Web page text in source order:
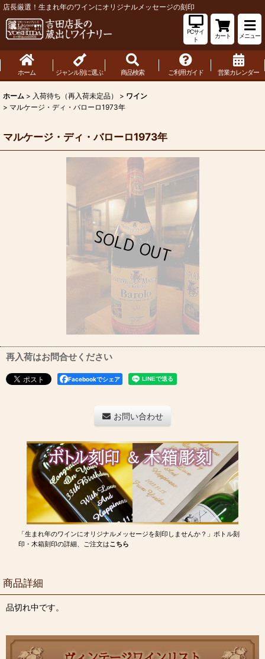
店長厳選！生まれ年のワインにオリジナルメッセージの刻印
PCサイ
ト
カート メニュー
ホーム ジャンル別に選ぶ 商品検索 ご利用ガイド 営業カレンダー
ホーム > 入荷待ち（再入荷未定品） > ワイン
> マルケージ・ディ・バローロ1973年
マルケージ・ディ・バローロ1973年
再入荷はお問合せください
Facebookでシェア
お問い合わせ
「生まれ年のワインにオリジナルメッセージを刻印しませんか？」ボトル刻
印・木箱刻印の詳細、ご注文はこちら
商品詳細
品切れ中です。